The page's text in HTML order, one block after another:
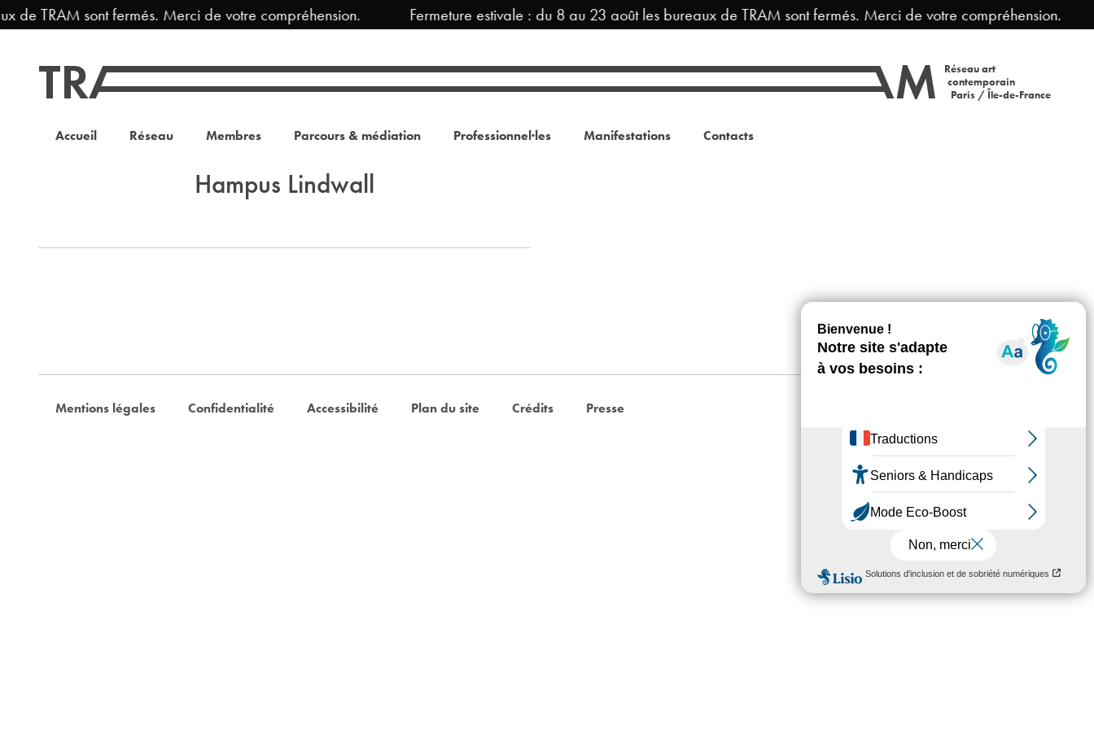
TRAM sont fermés. Merci de votre compréhension. Fermeture estivale : du 8 au 23 août les bureaux de TRAM sont fermés. Merci de votre compréhension.
Réseau art
contemporain
Paris / Île-de-France
Accueil Réseau Membres Parcours & médiation Professionnel·les Manifestations Contacts
Hampus Lindwall
Mentions légales Confidentialité Accessibilité Plan du site Crédits Presse